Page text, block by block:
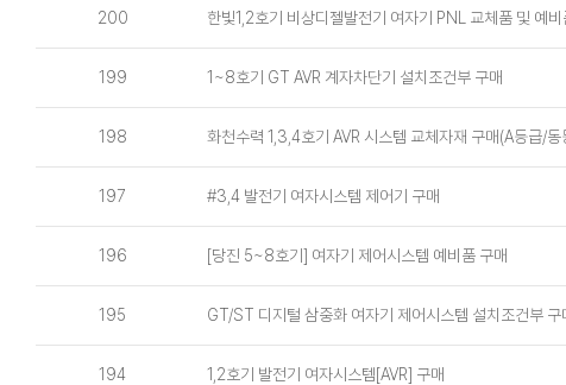
200 한빛1,2호기 비상디젤발전기 여자기 PNL 교체품 및 예
199 1~8호기 GT AVR 계자차단기 설치조건부 구매
198 화천수력 1,3,4호기 AVR 시스템 교체자재 구매(A등급/동
197 #3,4 발전기 여자시스템 제어기 구매
196 [당진 5~8호기] 여자기 제어시스템 예비품 구매
195 GT/ST 디지털 삼중화 여자기 제어시스템 설치조건부 구
194 1,2호기 발전기 여자시스템[AVR] 구매